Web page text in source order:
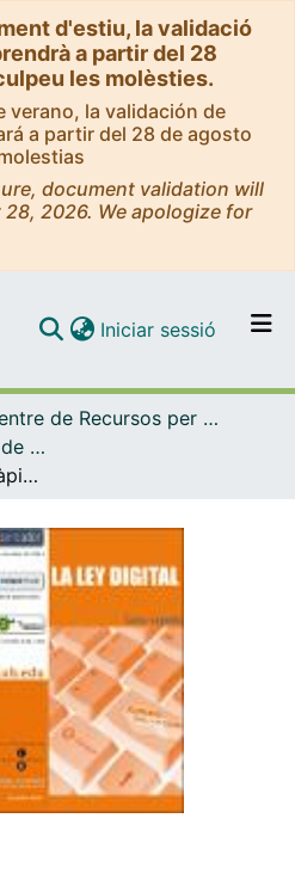
d'estiu, la validació
a partir del 28
les molèsties.
verano, la validación de
a partir del 28 de agosto
document validation will
2026. We apologize for
Navega per tot el DD
Com publicar
Iniciar sessió (current)
Centre de Recursos per a l'Aprenentatge i la Investigació (CRAI-UB) - Institucional
Aprenentatge en l'ús de serveis i recursos d'informació: tutorials i guies (CRAI-UB)
La Ley Digital: guia ràpida [text]. Setembre 2010